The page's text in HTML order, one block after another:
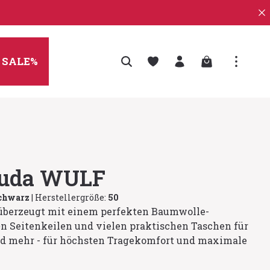
SALE% Warenkorb
WULF
| Herstellergröße: 50
mit einem perfekten Baumwolle-
Seitenkeilen und vielen praktischen Taschen für
mehr - für höchsten Tragekomfort und maximale